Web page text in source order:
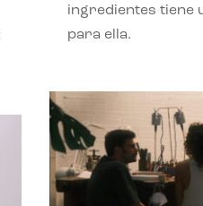
ingredientes tiene
para ella.